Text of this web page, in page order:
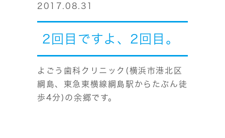
2017.08.31
2回目ですよ、2回目。
よごう歯科クリニック(横浜市港北区
綱島、東急東横線綱島駅からたぶん徒
歩4分)の余郷です。